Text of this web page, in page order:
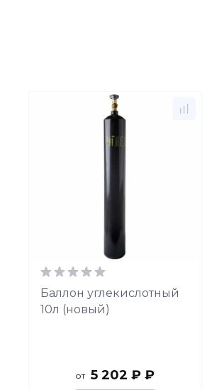
Баллон углекислотный
10л (новый)
от 5 202 ₽ ₽